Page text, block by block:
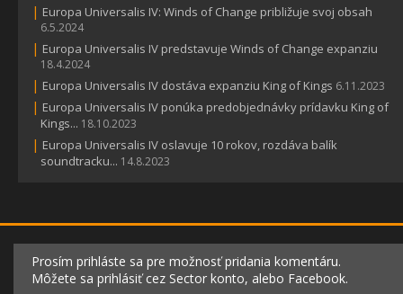
| Europa Universalis IV: Winds of Change približuje svoj obsah
6.5.2024
| Europa Universalis IV predstavuje Winds of Change expanziu
18.4.2024
| Europa Universalis IV dostáva expanziu King of Kings 6.11.2023
| Europa Universalis IV ponúka predobjednávky prídavku King of
Kings... 18.10.2023
| Europa Universalis IV oslavuje 10 rokov, rozdáva balík
soundtracku... 14.8.2023
Prosím prihláste sa pre možnosť pridania komentáru.
Môžete sa prihlásiť cez Sector konto, alebo Facebook.